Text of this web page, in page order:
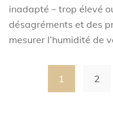
inadapté – trop élevé
désagréments et des
mesurer l’humidité de
1 2